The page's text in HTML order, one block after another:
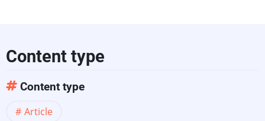
Content type
Content type
Article